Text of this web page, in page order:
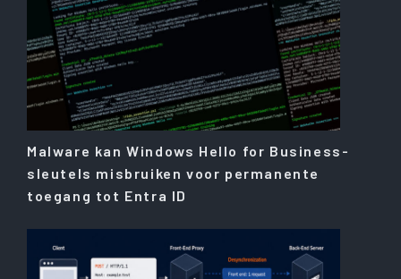
Malware kan Windows Hello for Business-
sleutels misbruiken voor permanente
toegang tot Entra ID